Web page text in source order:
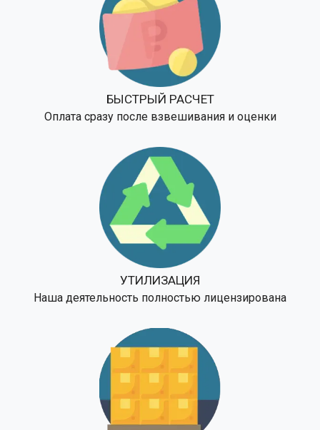
БЫСТРЫЙ РАСЧЕТ
Оплата сразу после взвешивания и оценки
УТИЛИЗАЦИЯ
Наша деятельность полностью лицензирована